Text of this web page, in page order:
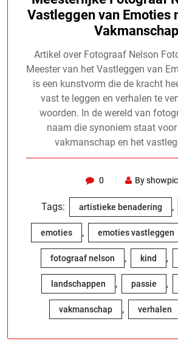
Vastleggen van Emoties
Vakmanschap
Artikel over Fotograaf Nelson
Meester van het Vastleggen van
is een kunstvorm die de kracht
vast te leggen en verhalen te
woorden. In de wereld van
naam die synoniem staat
vakmanschap en het
0 By showpic
Tags: artistieke benadering ,
emoties , emoties vastleggen
fotograaf nelson , kind ,
landschappen , passie ,
vakmanschap , verhalen